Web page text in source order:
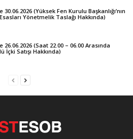
(Yüksek Fen Kurulu Başkanlığı’nın
Yönetmelik Taslağı Hakkında)
26.06.2026 (Saat 22.00 – 06.00 Arasında
İçki Satışı Hakkında)